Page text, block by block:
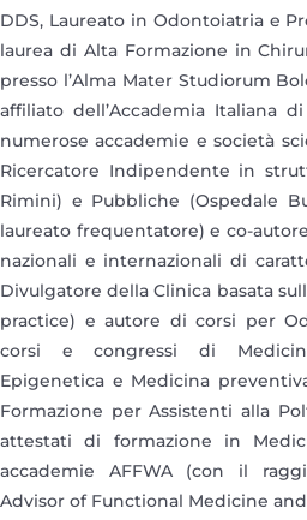
DDS, Laureato in Odontoiatria e
laurea di Alta Formazione in
presso l’Alma Mater Studiorum
affiliato dell’Accademia Italiana
numerose accademie e società
Ricercatore Indipendente in
Rimini) e Pubbliche (Ospedale
laureato frequentatore) e co-
nazionali e internazionali di
Divulgatore della Clinica basata
practice) e autore di corsi per
corsi e congressi di
Epigenetica e Medicina
Formazione per Assistenti alla
attestati di formazione in
accademie AFFWA (con il
Advisor of Functional Medicine